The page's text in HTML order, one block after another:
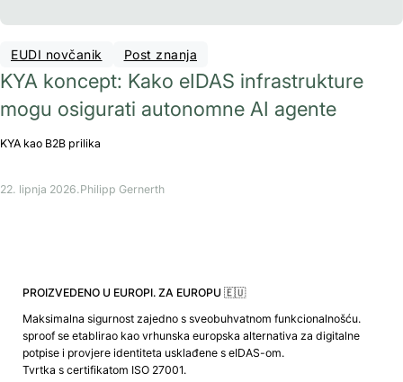
EUDI novčanik Post znanja
KYA koncept: Kako eIDAS infrastrukture
mogu osigurati autonomne AI agente
KYA kao B2B prilika
22. lipnja 2026. Philipp Gernerth
PROIZVEDENO U EUROPI. ZA EUROPU 🇪🇺
Maksimalna sigurnost zajedno s sveobuhvatnom funkcionalnošću.
sproof se etablirao kao vrhunska europska alternativa za digitalne
potpise i provjere identiteta usklađene s eIDAS-om.
Tvrtka s certifikatom ISO 27001.